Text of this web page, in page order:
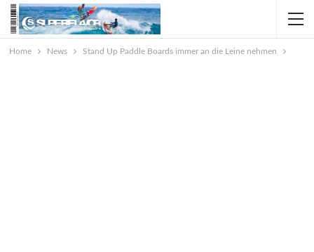
Home News Stand Up Paddle Boards immer an die Leine nehmen